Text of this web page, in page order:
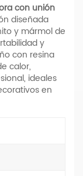
con unión
diseñada
y mármol de
y
con resina
calor,
ideales
en